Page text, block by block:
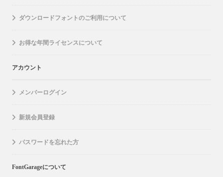
ダウンロードフォントのご利用について
お得な年間ライセンスについて
アカウント
メンバーログイン
新規会員登録
パスワードを忘れた方
FontGarageについて